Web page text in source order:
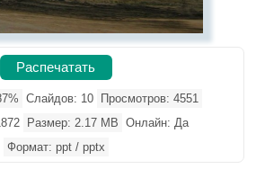
Распечатать
Слайдов: 10
Просмотров: 4551
Размер: 2.17 MB Онлайн: Да
Формат: ppt / pptx